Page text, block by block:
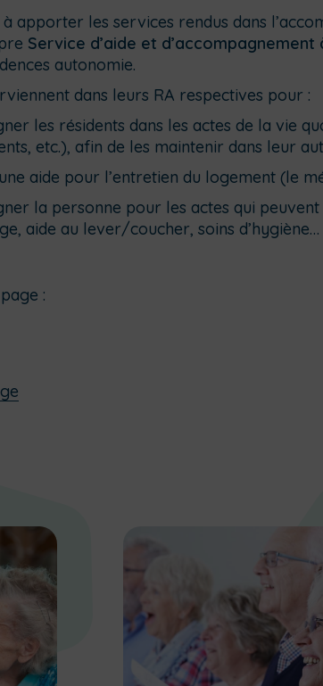
apporter les services rendus dans
Service d’aide et d’accompagnement
autonomie.
dans leurs RA respectives pour :
les résidents dans les actes de la vie
etc.), afin de les maintenir dans leur
aide pour l’entretien du logement (le
la personne pour les actes qui peuvent
aide au lever/coucher, soins d’hygiène…
: